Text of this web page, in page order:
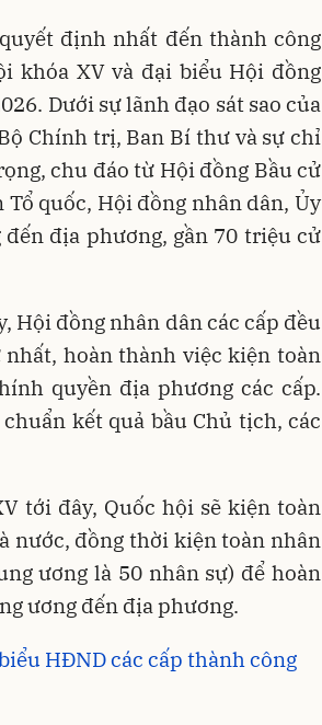
định nhất đến thành công
khóa XV và đại biểu Hội đồng
Dưới sự lãnh đạo sát sao của
Chính trị, Ban Bí thư và sự chỉ
chu đáo từ Hội đồng Bầu cử
quốc, Hội đồng nhân dân, Ủy
địa phương, gần 70 triệu cử
Hội đồng nhân dân các cấp đều
hoàn thành việc kiện toàn
quyền địa phương các cấp.
kết quả bầu Chủ tịch, các
tới đây, Quốc hội sẽ kiện toàn
nước, đồng thời kiện toàn nhân
ương là 50 nhân sự) để hoàn
ương đến địa phương.
HĐND các cấp thành công